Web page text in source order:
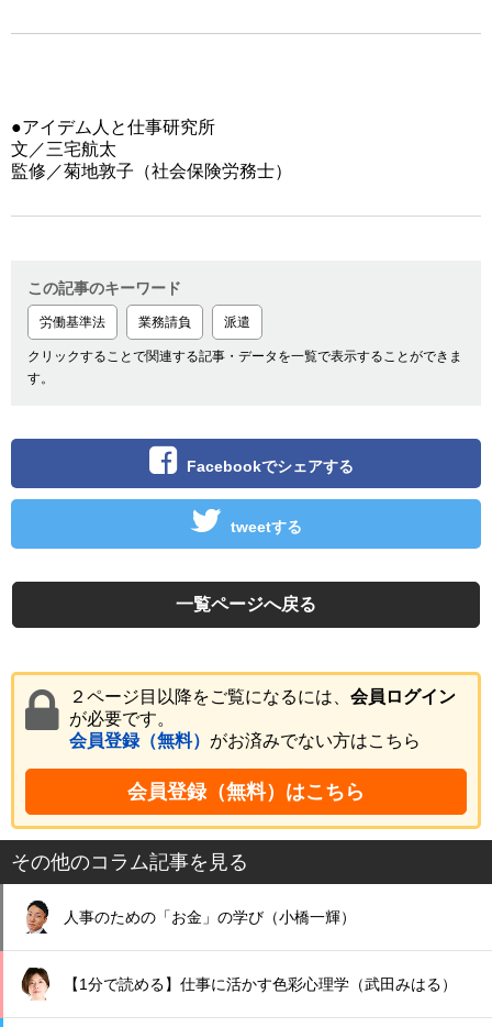
●アイデム人と仕事研究所
文／三宅航太
監修／菊地敦子（社会保険労務士）
この記事のキーワード
労働基準法 業務請負 派遣
クリックすることで関連する記事・データを一覧で表示することができま
す。
Facebookでシェアする
tweetする
一覧ページへ戻る
２ページ目以降をご覧になるには、 会員ログイン
が必要です。
会員登録（無料） がお済みでない方はこちら
会員登録（無料）はこちら
その他のコラム記事を見る
人事のための「お金」の学び（小橋一輝）
【1分で読める】仕事に活かす色彩心理学（武田みはる）